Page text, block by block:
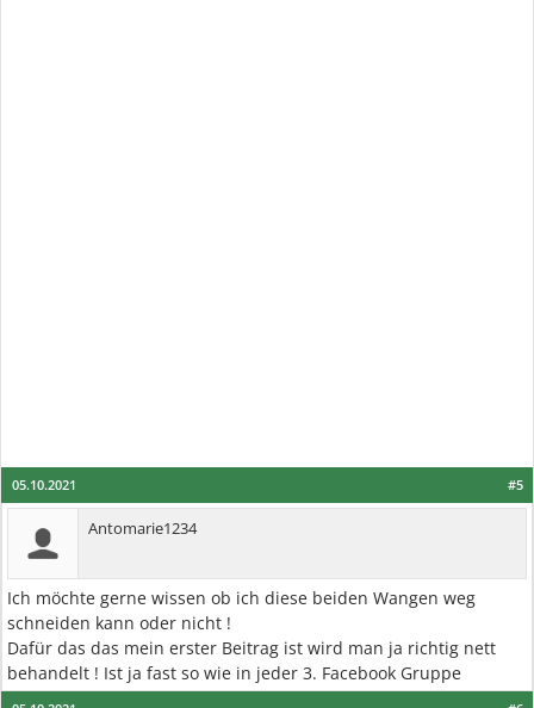
#5
05.10.2021
Antomarie1234
Ich möchte gerne wissen ob ich diese beiden Wangen weg
schneiden kann oder nicht !
Dafür das das mein erster Beitrag ist wird man ja richtig nett
behandelt ! Ist ja fast so wie in jeder 3. Facebook Gruppe